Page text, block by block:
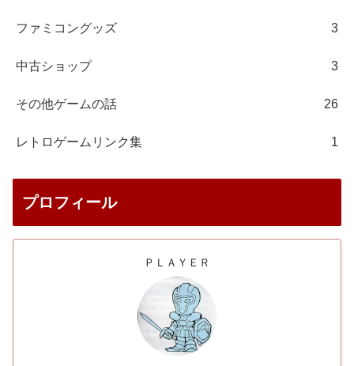
ファミコングッズ 3
中古ショップ 3
その他ゲームの話 26
レトロゲームリンク集 1
プロフィール
ＰＬＡＹＥＲ